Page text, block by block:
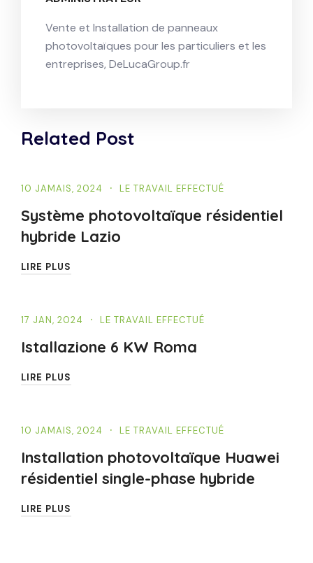
Vente et Installation de panneaux
photovoltaïques pour les particuliers et les
entreprises, DeLucaGroup.fr
Related Post
10 JAMAIS, 2024 LE TRAVAIL EFFECTUÉ
Système photovoltaïque résidentiel
hybride Lazio
LIRE PLUS
17 JAN, 2024 LE TRAVAIL EFFECTUÉ
Istallazione 6 KW Roma
LIRE PLUS
10 JAMAIS, 2024 LE TRAVAIL EFFECTUÉ
Installation photovoltaïque Huawei
résidentiel single-phase hybride
LIRE PLUS